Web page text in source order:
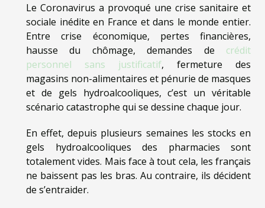
Le Coronavirus a provoqué une crise sanitaire et
sociale inédite en France et dans le monde entier.
Entre crise économique, pertes financières,
hausse du chômage, demandes de crédit
personnel sans justificatif, fermeture des
magasins non-alimentaires et pénurie de masques
et de gels hydroalcooliques, c’est un véritable
scénario catastrophe qui se dessine chaque jour.
En effet, depuis plusieurs semaines les stocks en
gels hydroalcooliques des pharmacies sont
totalement vides. Mais face à tout cela, les français
ne baissent pas les bras. Au contraire, ils décident
de s’entraider.